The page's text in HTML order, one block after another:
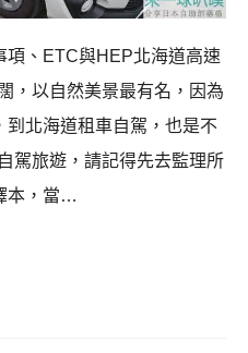
項、ETC與HEP北海道高速
，以自然美景最有名，因為
到北海道租車自駕，也是不
駕旅遊，請記得先去監理所
本，當…